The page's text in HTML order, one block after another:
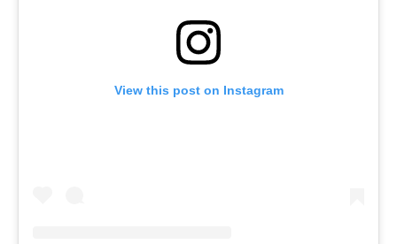
View this post on Instagram